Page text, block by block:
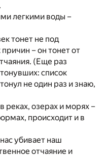
легкими воды –
тонет не под
– он тонет от
(Еще раз
список
не один раз и знаю,
реках, озерах и морях –
происходит и в
убивает наш
отчаяние и